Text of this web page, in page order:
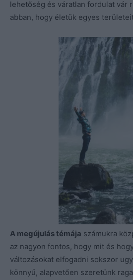
lehetőség és váratlan fordulat vár
abban, hogy életük egyes
A megújulás témája számukra
az nagyon fontos, hogy mit és
változásokat elfogadni sokszor
könnyű, alapvetően szeretünk